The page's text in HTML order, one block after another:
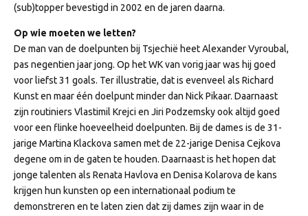
(sub)topper bevestigd in 2002 en de jaren daarna.
Op wie moeten we letten?
De man van de doelpunten bij Tsjechië heet Alexander Vyroubal,
pas negentien jaar jong. Op het WK van vorig jaar was hij goed
voor liefst 31 goals. Ter illustratie, dat is evenveel als Richard
Kunst en maar één doelpunt minder dan Nick Pikaar. Daarnaast
zijn routiniers Vlastimil Krejci en Jiri Podzemsky ook altijd goed
voor een flinke hoeveelheid doelpunten. Bij de dames is de 31-
jarige Martina Klackova samen met de 22-jarige Denisa Cejkova
degene om in de gaten te houden. Daarnaast is het hopen dat
jonge talenten als Renata Havlova en Denisa Kolarova de kans
krijgen hun kunsten op een internationaal podium te
demonstreren en te laten zien dat zij dames zijn waar in de